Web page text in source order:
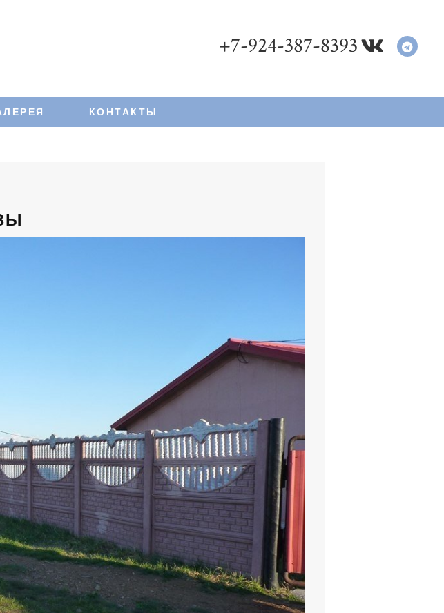
+7-924-387-8393
КОНТАКТЫ